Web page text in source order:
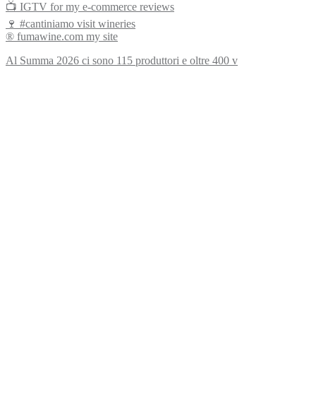
📺 IGTV for my e-commerce reviews
🍷 #cantiniamo visit wineries
® fumawine.com my site
Al Summa 2026 ci sono 115 produttori e oltre 400 v